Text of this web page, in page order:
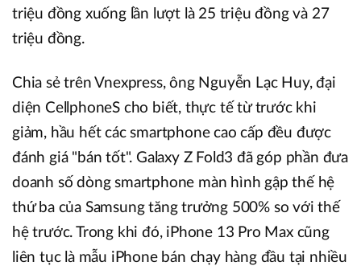
triệu đồng xuống lần lượt là 25 triệu đồng và 27
triệu đồng.
Chia sẻ trên Vnexpress, ông Nguyễn Lạc Huy, đại
diện CellphoneS cho biết, thực tế từ trước khi
giảm, hầu hết các smartphone cao cấp đều được
đánh giá "bán tốt". Galaxy Z Fold3 đã góp phần đưa
doanh số dòng smartphone màn hình gập thế hệ
thứ ba của Samsung tăng trưởng 500% so với thế
hệ trước. Trong khi đó, iPhone 13 Pro Max cũng
liên tục là mẫu iPhone bán chạy hàng đầu tại nhiều